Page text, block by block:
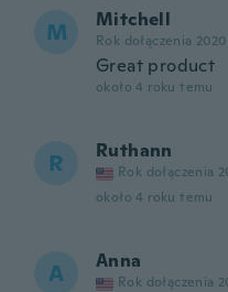
M Mitchell
Rok dołączenia 2020
Great product
około 4 roku temu
R Ruthann
Rok dołączenia
około 4 roku temu
A Anna
Rok dołączenia